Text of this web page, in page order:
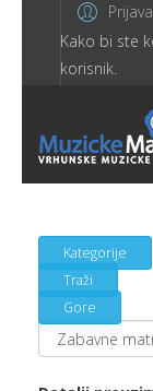
Prijava
Kako bi ste
korisnik.
Kategorije
Traži
Gore